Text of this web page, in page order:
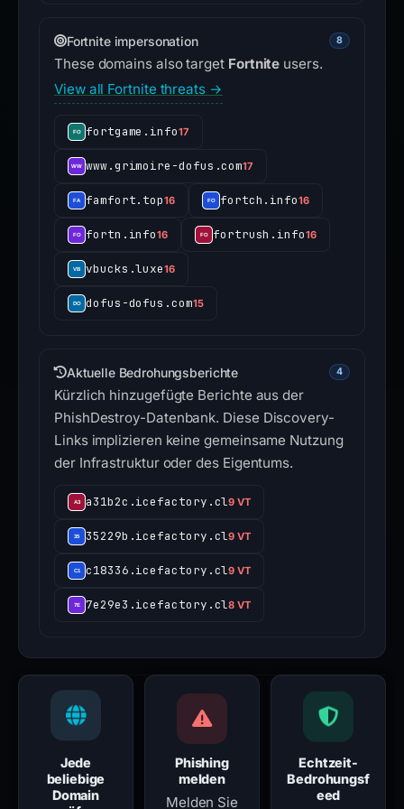
Fortnite impersonation 8
These domains also target Fortnite users.
View all Fortnite threats →
fortgame.info17
www.grimoire-dofus.com17
famfort.top16 fortch.info16
fortn.info16 fortrush.info16
vbucks.luxe16
dofus-dofus.com15
Aktuelle Bedrohungsberichte 4
Kürzlich hinzugefügte Berichte aus der
PhishDestroy-Datenbank. Diese Discovery-
Links implizieren keine gemeinsame Nutzung
der Infrastruktur oder des Eigentums.
a31b2c.icefactory.cl9 VT
35229b.icefactory.cl9 VT
c18336.icefactory.cl9 VT
7e29e3.icefactory.cl8 VT
Jede
beliebige
Domain
Phishing
melden
Melden Sie
Echtzeit-
Bedrohungsf
eed